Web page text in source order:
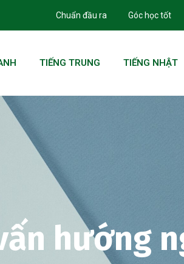
Chuẩn đầu ra Góc học tốt
TIẾNG TRUNG TIẾNG NHẬT
hướng